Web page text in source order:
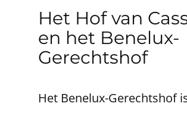
​Het Hof van
en het Benelux-
Gerechtshof
Het Benelux-Gerechtshof